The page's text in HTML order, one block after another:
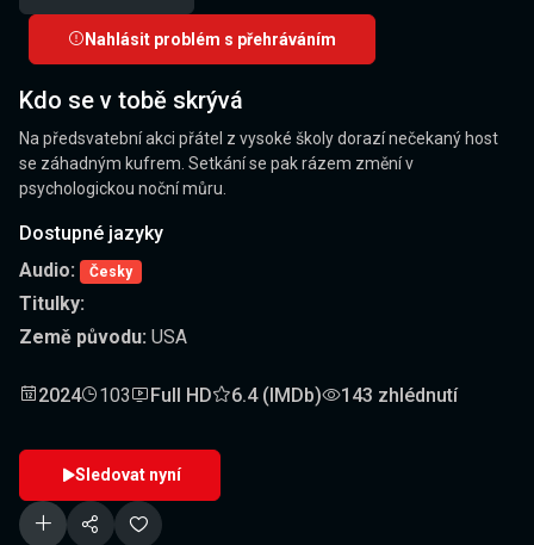
Nahlásit problém s přehráváním
Kdo se v tobě skrývá
Na předsvatební akci přátel z vysoké školy dorazí nečekaný host
se záhadným kufrem. Setkání se pak rázem změní v
psychologickou noční můru.
Dostupné jazyky
Audio:
Česky
Titulky:
Země původu: USA
2024 103 Full HD 6.4 (IMDb) 143 zhlédnutí
Sledovat nyní